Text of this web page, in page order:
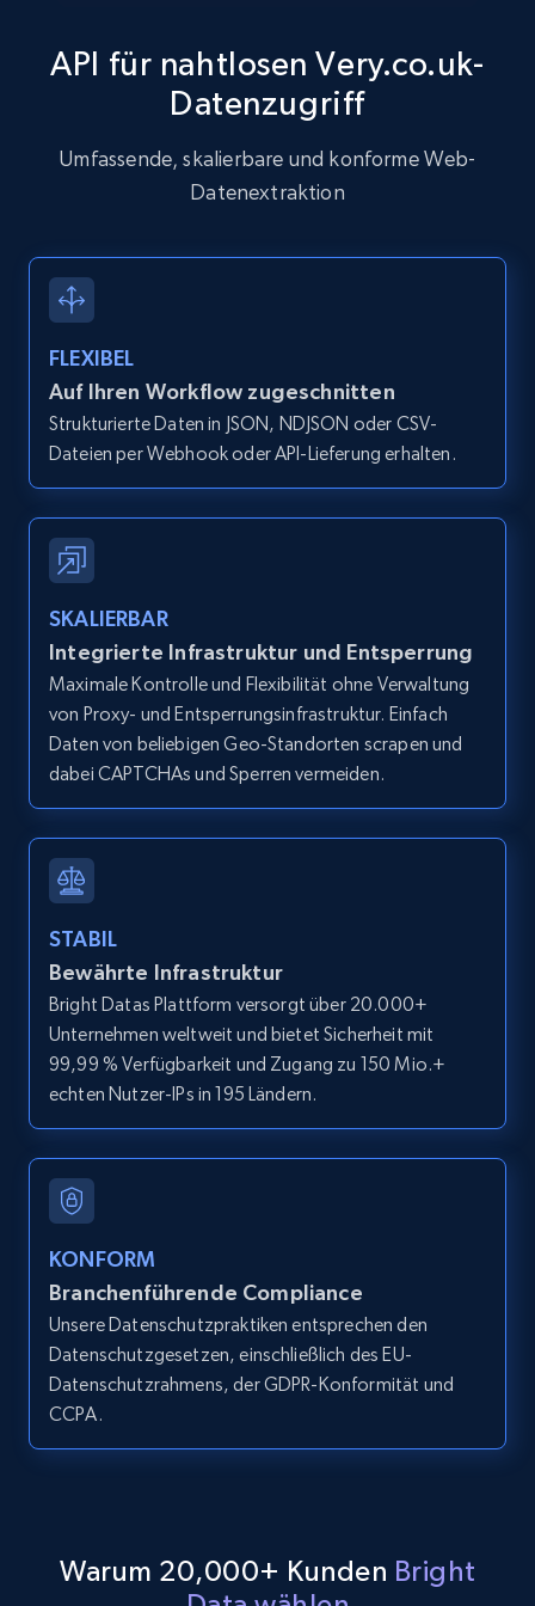
Zillow properties listing information
Zpid, City, State, HomeStatus, Address,
IsListingClaimedByCurrentSignedInUser,
IsCurrentSignedInAgentResponsible, Bedrooms,
Zillow properties listing information -
Discover by custom filters - location, home
type and status
IsCurrentSignedInAgentResponsible, Bedrooms,
and more.
12K+ 1.3K+ Gratis testen
Zillow properties listing information -
Zpid, City, State, HomeStatus, Address,
IsListingClaimedByCurrentSignedInUser,
and more.
12K+ 1.3K+ Gratis testen
URL, ID, User id, Use url, Title, Headline, Post
text, Date posted, and more.
11.3K+
LinkedIn posts - Discover user's articles by
URL
API für nahtlosen Very.co.uk-
Datenzugriff
Umfassende, skalierbare und konforme Web-
Datenextraktion
FLEXIBEL
Auf Ihren Workflow zugeschnitten
Strukturierte Daten in JSON, NDJSON oder CSV-
Dateien per Webhook oder API-Lieferung erhalten.
SKALIERBAR
Integrierte Infrastruktur und Entsperrung
Maximale Kontrolle und Flexibilität ohne Verwaltung
von Proxy- und Entsperrungsinfrastruktur. Einfach
Daten von beliebigen Geo-Standorten scrapen und
dabei CAPTCHAs und Sperren vermeiden.
STABIL
Bewährte Infrastruktur
Bright Datas Plattform versorgt über 20.000+
Unternehmen weltweit und bietet Sicherheit mit
99,99 % Verfügbarkeit und Zugang zu 150 Mio.+
echten Nutzer-IPs in 195 Ländern.
KONFORM
Branchenführende Compliance
Unsere Datenschutzpraktiken entsprechen den
Datenschutzgesetzen, einschließlich des EU-
Datenschutzrahmens, der GDPR-Konformität und
CCPA.
Warum 20,000+ Kunden Bright